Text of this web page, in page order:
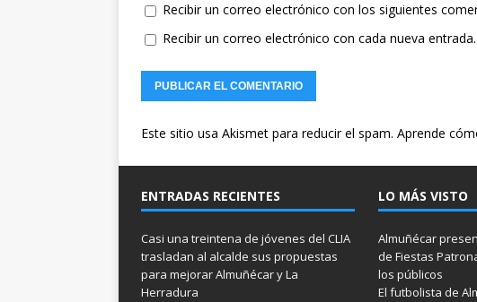
Recibir un correo electrónico con los siguientes
Recibir un correo electrónico con cada nueva entrada.
Este sitio usa Akismet para reducir el spam. Aprende
ENTRADAS RECIENTES
Casi una treintena de jóvenes del CLIA
trasladan al alcalde sus propuestas
para mejorar Almuñécar y La
Herradura
LO MÁS VISTO
Almuñécar
de Fiestas
los públicos
El futbolista de